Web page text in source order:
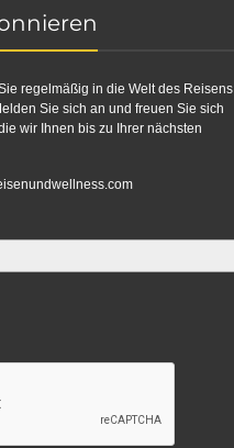
regelmäßig in die Welt des Reisens
Sie sich an und freuen Sie sich
wir Ihnen bis zu Ihrer nächsten